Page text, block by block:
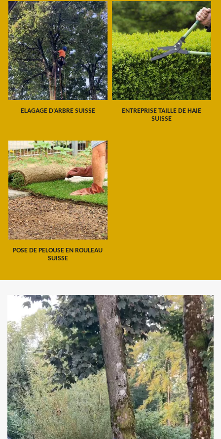
ELAGAGE D'ARBRE SUISSE
ENTREPRISE TAILLE DE HAIE
SUISSE
POSE DE PELOUSE EN ROULEAU
SUISSE